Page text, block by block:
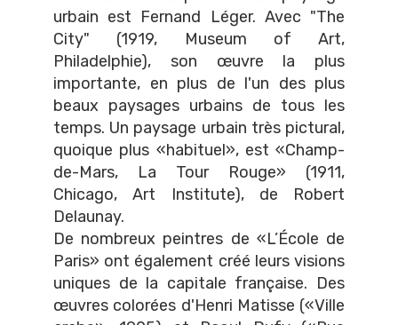
urbain est Fernand Léger. Avec "The
City" (1919, Museum of Art,
Philadelphie), son œuvre la plus
importante, en plus de l'un des plus
beaux paysages urbains de tous les
temps. Un paysage urbain très pictural,
quoique plus «habituel», est «Champ-
de-Mars, La Tour Rouge» (1911,
Chicago, Art Institute), de Robert
Delaunay.
De nombreux peintres de «L’École de
Paris» ont également créé leurs visions
uniques de la capitale française. Des
œuvres colorées d'Henri Matisse («Ville